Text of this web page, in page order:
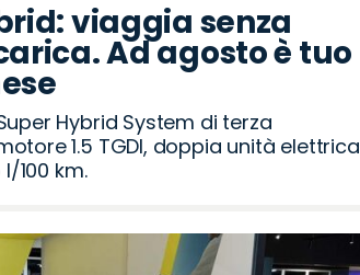
viaggia senza
Ad agosto è tuo
Hybrid System di terza
1.5 TGDI, doppia unità elettrica
100 km.